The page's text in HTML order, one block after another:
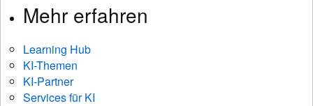
Mehr erfahren
Learning Hub
KI-Themen
KI-Partner
Services für KI